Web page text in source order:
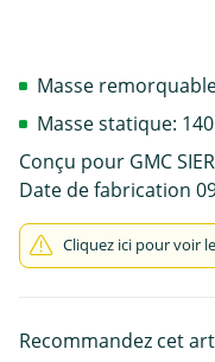
Masse
Masse statique:
Conçu pour GMC
Date de fabrication
Cliquez ici pour voir
Recommandez cet